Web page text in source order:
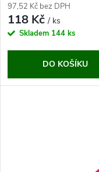
97,52 Kč bez DPH
118 Kč/ ks
Skladem 144 ks
DO KOŠÍKU